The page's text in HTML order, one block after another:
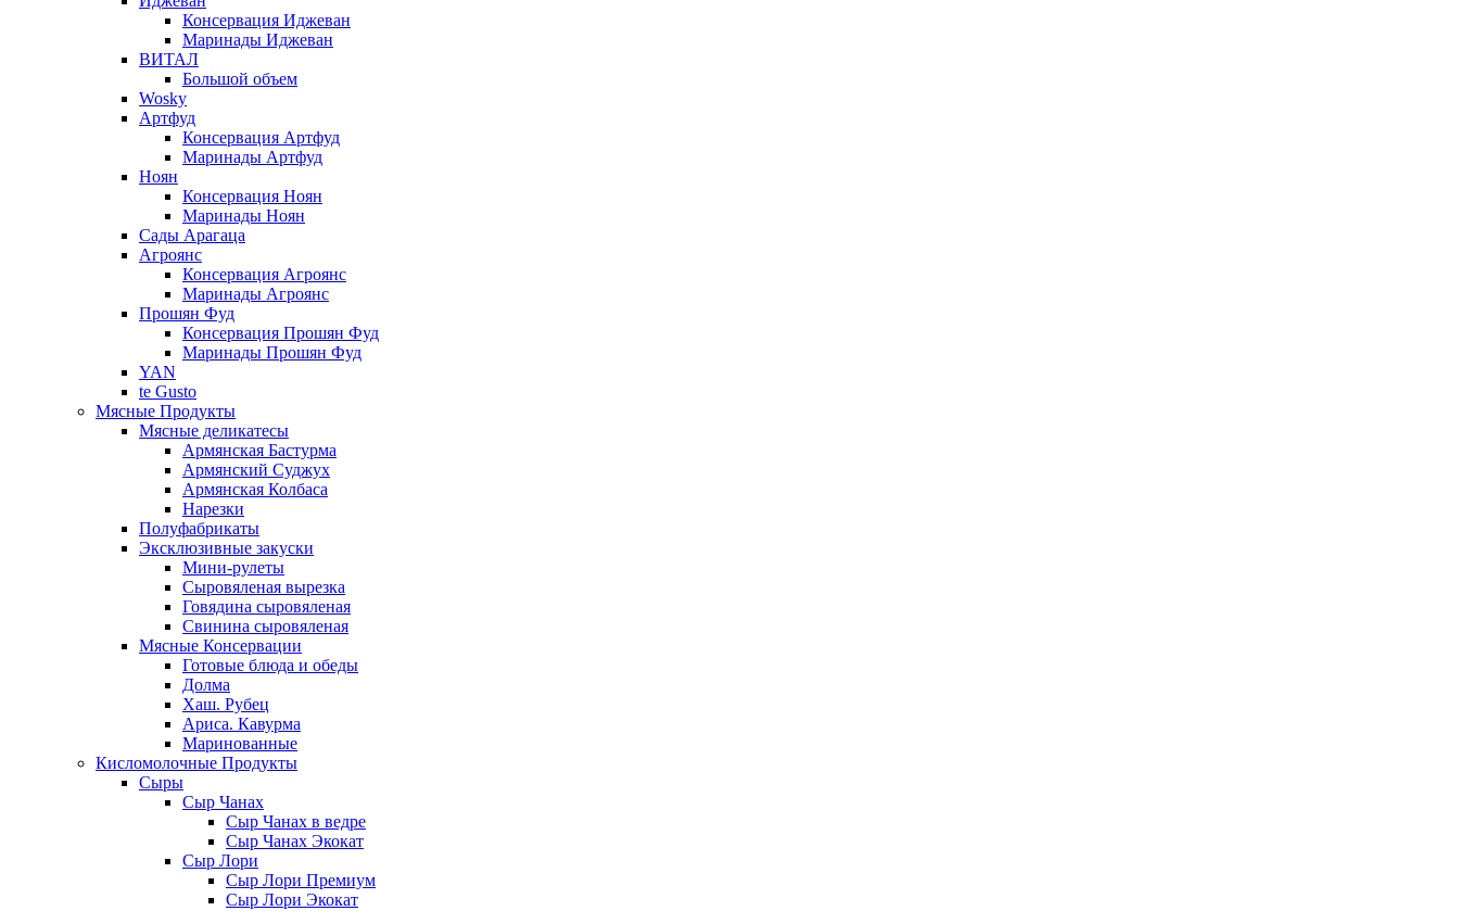
Консервация Иджеван
Маринады Иджеван
ВИТАЛ
Большой объем
Wosky
Артфуд
Консервация Артфуд
Маринады Артфуд
Ноян
Консервация Ноян
Маринады Ноян
Сады Арагаца
Агроянс
Консервация Агроянс
Маринады Агроянс
Прошян Фуд
Консервация Прошян Фуд
Маринады Прошян Фуд
YAN
te Gusto
Мясные Продукты
Мясные деликатесы
Армянская Бастурма
Армянский Суджух
Армянская Колбаса
Нарезки
Полуфабрикаты
Эксклюзивные закуски
Мини-рулеты
Сыровяленая вырезка
Говядина сыровяленая
Свинина сыровяленая
Мясные Консервации
Готовые блюда и обеды
Долма
Хаш. Рубец
Ариса. Кавурма
Маринованные
Кисломолочные Продукты
Сыры
Сыр Чанах
Сыр Чанах в ведре
Сыр Чанах Экокат
Сыр Лори
Сыр Лори Премиум
Сыр Лори Экокат